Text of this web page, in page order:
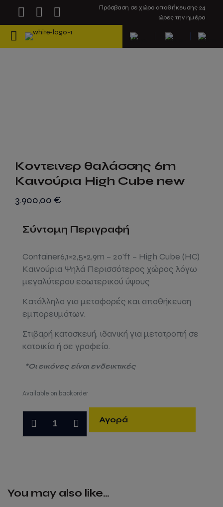
Πρόσβαση σε χώρο αποθήκευσης 24
ώρες την ημέρα
Κοντεινερ θαλάσσης 6m
Καινούρια High Cube new
3.900,00 €
Σύντομη Περιγραφή
Container6,1×2,5×2,9m – 20’ft – High Cube (HC)
Καινούρια Ψηλά Περισσότερος χώρος λόγω
μεγαλύτερου εσωτερικού ύψους
Κατάλληλο για μεταφορές και αποθήκευση
εμπορευμάτων.
Στιβαρή κατασκευή, ιδανική για μετατροπή σε
κατοικία ή σε γραφείο.
*Οι εικόνες είναι ενδεικτικές
Available on backorder
θαλάσσης
new
Αγορά
You may also like…